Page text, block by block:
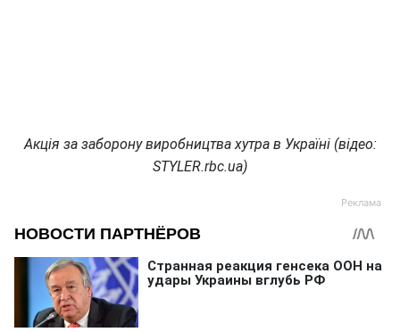
Акція за заборону виробництва хутра в Україні (відео:
STYLER.rbc.ua)